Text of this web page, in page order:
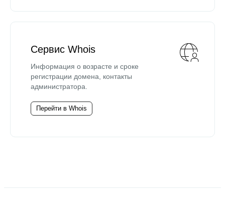
Сервис Whois
Информация о возрасте и сроке
регистрации домена, контакты
администратора.
Перейти в Whois